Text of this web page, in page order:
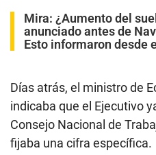
Mira: ¿Aumento del
anunciado antes de
Esto informaron desde
Días atrás, el ministro de
indicaba que el Ejecutivo
Consejo Nacional de
fijaba una cifra específica.